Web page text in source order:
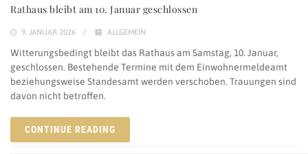
Rathaus bleibt am 10. Januar geschlossen
9. JANUAR 2026 ALLGEMEIN
Witterungsbedingt bleibt das Rathaus am Samstag, 10. Januar,
geschlossen. Bestehende Termine mit dem Einwohnermeldeamt
beziehungsweise Standesamt werden verschoben. Trauungen sind
davon nicht betroffen.
CONTINUE READING